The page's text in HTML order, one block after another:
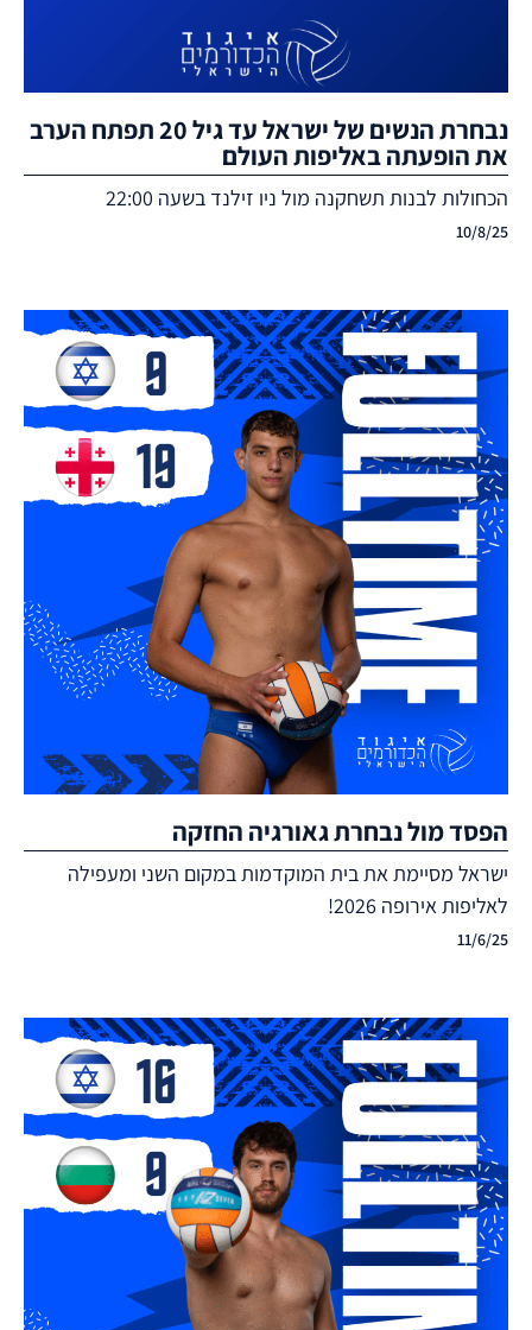
נבחרת הנשים של ישראל עד גיל 20 תפתח הערב
את הופעתה באליפות העולם
הכחולות לבנות תשחקנה מול ניו זילנד בשעה 22:00
10/8/25
הפסד מול נבחרת גאורגיה החזקה
ישראל מסיימת את בית המוקדמות במקום השני ומעפילה
לאליפות אירופה 2026!
11/6/25